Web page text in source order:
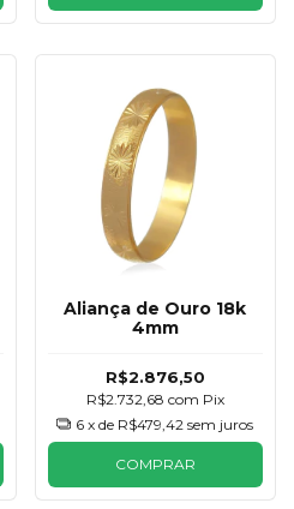
Aliança de Ouro 18k
4mm
R$2.876,50
R$2.732,68 com Pix
6 x de R$479,42 sem juros
COMPRAR